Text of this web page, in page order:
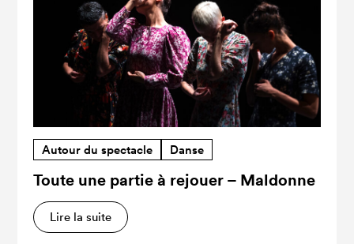
Autour du spectacle Danse
Toute une partie à rejouer – Maldonne
Lire la suite